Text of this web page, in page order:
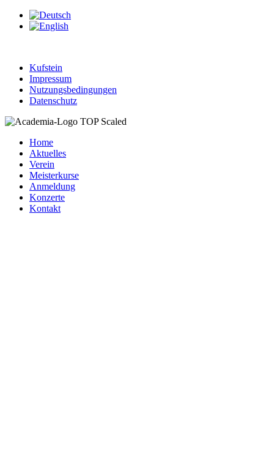
Kufstein
Impressum
Nutzungsbedingungen
Datenschutz
Home
Aktuelles
Verein
Meisterkurse
Anmeldung
Konzerte
Kontakt